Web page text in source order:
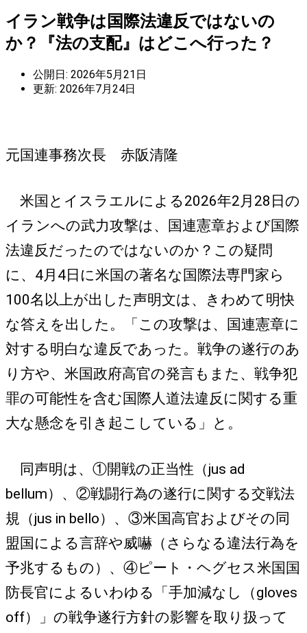
イラン戦争は国際法違反ではないの
か？『法の支配』はどこへ行った？
公開日: 2026年5月21日
更新: 2026年7月24日
元国連事務次長 赤阪清隆
米国とイスラエルによる2026年2月28日の
イランへの武力攻撃は、国連憲章および国際
法違反だったのではないのか？この疑問
に、4月4日に米国の著名な国際法専門家ら
100名以上が出した声明文は、きわめて明快
な答えを出した。「この攻撃は、国連憲章に
対する明白な違反であった。戦争の遂行のあ
り方や、米国政府高官の発言もまた、戦争犯
罪の可能性を含む国際人道法違反に関する重
大な懸念を引き起こしている」と。
同声明は、①開戦の正当性（jus ad
bellum）、②戦闘行為の遂行に関する交戦法
規（jus in bello）、③米国高官およびその同
盟国による言辞や威嚇（さらなる違法行為を
予兆するもの）、④ピート・ヘグセス米国国
防長官によるいわゆる「手加減なし（gloves
off）」の戦争遂行方針の影響を取り扱って